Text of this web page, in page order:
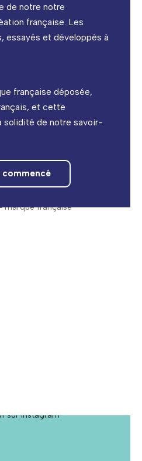
de notre notre
française. Les
essayés et développés à
française déposée,
et cette
solidité de notre savoir-